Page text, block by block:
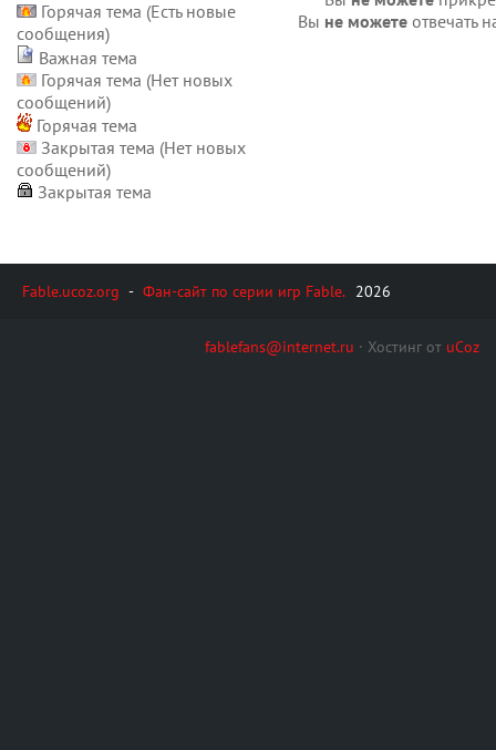
Горячая тема (Есть новые
сообщения)
Важная тема
Горячая тема (Нет новых
сообщений)
Горячая тема
Закрытая тема (Нет новых
сообщений)
Закрытая тема
Вы не можете отвечать
Fable.ucoz.org - Фан-сайт по серии игр Fable. 2026
fablefans@internet.ru · Хостинг от uCoz